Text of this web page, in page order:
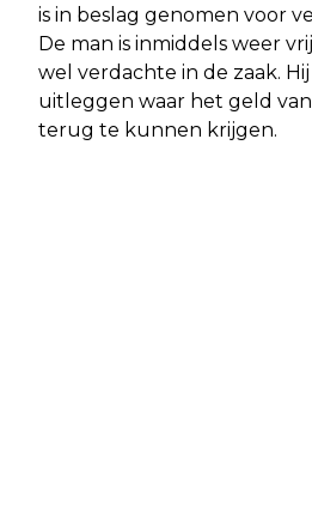
is in beslag genomen voor
De man is inmiddels weer
wel verdachte in de zaak.
uitleggen waar het geld
terug te kunnen krijgen.